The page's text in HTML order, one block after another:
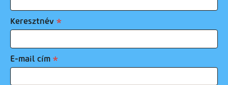
Keresztnév
E-mail cím